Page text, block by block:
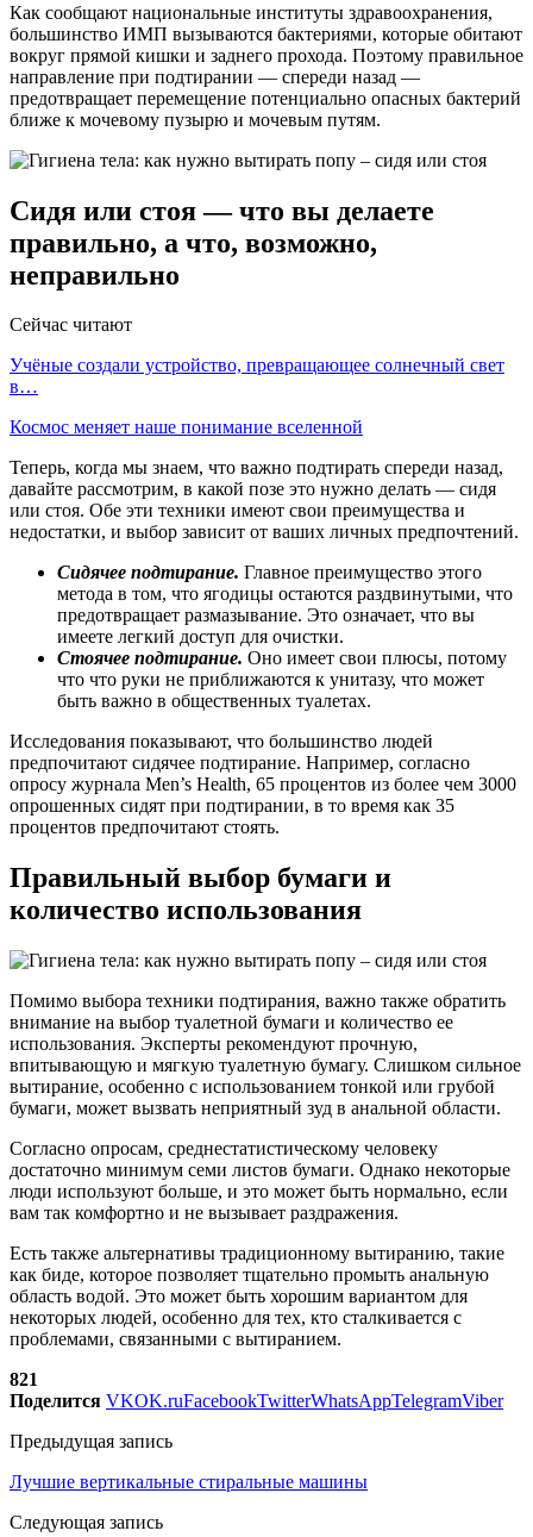
Как сообщают национальные институты здравоохранения,
большинство ИМП вызываются бактериями, которые обитают
вокруг прямой кишки и заднего прохода. Поэтому правильное
направление при подтирании — спереди назад —
предотвращает перемещение потенциально опасных бактерий
ближе к мочевому пузырю и мочевым путям.
Сидя или стоя — что вы делаете
правильно, а что, возможно,
неправильно
Сейчас читают
Учёные создали устройство, превращающее солнечный свет
в…
Космос меняет наше понимание вселенной
Теперь, когда мы знаем, что важно подтирать спереди назад,
давайте рассмотрим, в какой позе это нужно делать — сидя
или стоя. Обе эти техники имеют свои преимущества и
недостатки, и выбор зависит от ваших личных предпочтений.
Сидячее подтирание. Главное преимущество этого
метода в том, что ягодицы остаются раздвинутыми, что
предотвращает размазывание. Это означает, что вы
имеете легкий доступ для очистки.
Стоячее подтирание. Оно имеет свои плюсы, потому
что что руки не приближаются к унитазу, что может
быть важно в общественных туалетах.
Исследования показывают, что большинство людей
предпочитают сидячее подтирание. Например, согласно
опросу журнала Men’s Health, 65 процентов из более чем 3000
опрошенных сидят при подтирании, в то время как 35
процентов предпочитают стоять.
Правильный выбор бумаги и
количество использования
Помимо выбора техники подтирания, важно также обратить
внимание на выбор туалетной бумаги и количество ее
использования. Эксперты рекомендуют прочную,
впитывающую и мягкую туалетную бумагу. Слишком сильное
вытирание, особенно с использованием тонкой или грубой
бумаги, может вызвать неприятный зуд в анальной области.
Согласно опросам, среднестатистическому человеку
достаточно минимум семи листов бумаги. Однако некоторые
люди используют больше, и это может быть нормально, если
вам так комфортно и не вызывает раздражения.
Есть также альтернативы традиционному вытиранию, такие
как биде, которое позволяет тщательно промыть анальную
область водой. Это может быть хорошим вариантом для
некоторых людей, особенно для тех, кто сталкивается с
проблемами, связанными с вытиранием.
821
Поделится VKOK.ruFacebookTwitterWhatsAppTelegramViber
Предыдущая запись
Лучшие вертикальные стиральные машины
Следующая запись